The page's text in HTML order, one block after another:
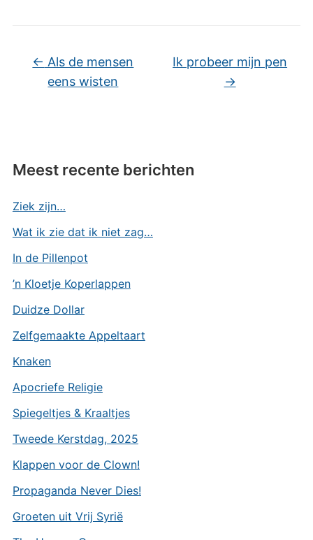
← Als de mensen
eens wisten
Ik probeer mijn pen
→
Meest recente berichten
Ziek zijn…
Wat ik zie dat ik niet zag…
In de Pillenpot
’n Kloetje Koperlappen
Duidze Dollar
Zelfgemaakte Appeltaart
Knaken
Apocriefe Religie
Spiegeltjes & Kraaltjes
Tweede Kerstdag, 2025
Klappen voor de Clown!
Propaganda Never Dies!
Groeten uit Vrij Syrië